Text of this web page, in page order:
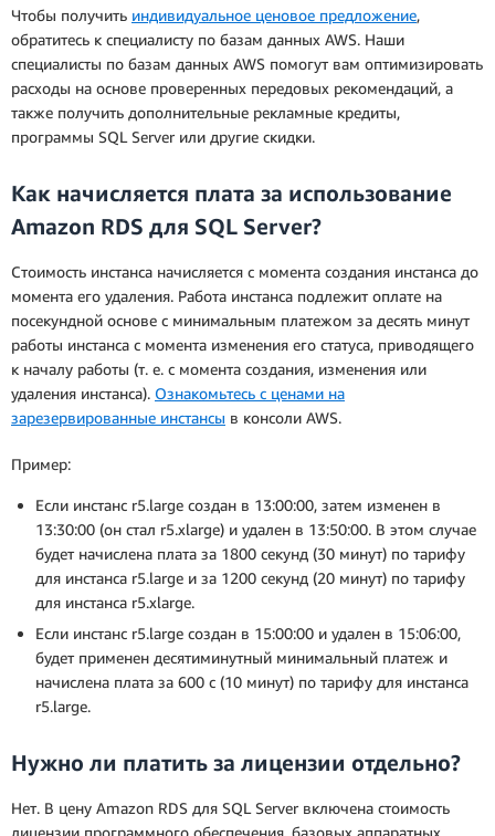
авансовые платежи, делится на срок
резервирования инстанса в часах.
Чтобы получить индивидуальное ценовое предложение,
обратитесь к специалисту по базам данных AWS. Наши
специалисты по базам данных AWS помогут вам оптимизировать
расходы на основе проверенных передовых рекомендаций, а
также получить дополнительные рекламные кредиты,
программы SQL Server или другие скидки.
Как начисляется плата за использование
Amazon RDS для SQL Server?
Стоимость инстанса начисляется с момента создания инстанса до
момента его удаления. Работа инстанса подлежит оплате на
посекундной основе с минимальным платежом за десять минут
работы инстанса с момента изменения его статуса, приводящего
к началу работы (т. е. с момента создания, изменения или
удаления инстанса). Ознакомьтесь с ценами на
зарезервированные инстансы в консоли AWS.
Пример:
Если инстанс r5.large создан в 13:00:00, затем изменен в
13:30:00 (он стал r5.xlarge) и удален в 13:50:00. В этом случае
будет начислена плата за 1800 секунд (30 минут) по тарифу
для инстанса r5.large и за 1200 секунд (20 минут) по тарифу
для инстанса r5.xlarge.
Если инстанс r5.large создан в 15:00:00 и удален в 15:06:00,
будет применен десятиминутный минимальный платеж и
начислена плата за 600 с (10 минут) по тарифу для инстанса
r5.large.
Нужно ли платить за лицензии отдельно?
Нет. В цену Amazon RDS для SQL Server включена стоимость
лицензии программного обеспечения, базовых аппаратных